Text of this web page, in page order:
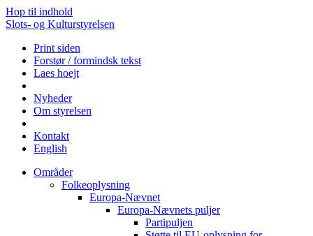
Hop til indhold
Slots- og Kulturstyrelsen
Print siden
Forstør / formindsk tekst
Laes hoejt
Nyheder
Om styrelsen
Kontakt
English
Områder
Folkeoplysning
Europa-Nævnet
Europa-Nævnets puljer
Partipuljen